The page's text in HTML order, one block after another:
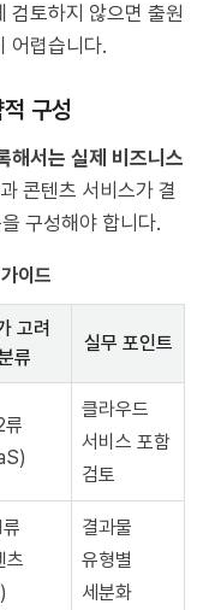
검토하지 않으면 출원
어렵습니다.
구성
해서는 실제 비즈니스
콘텐츠 서비스가 결
구성해야 합니다.
이드
고려
류
실무 포인트
류
클라우드
서비스 포함
검토
츠
결과물
유형별
세분화